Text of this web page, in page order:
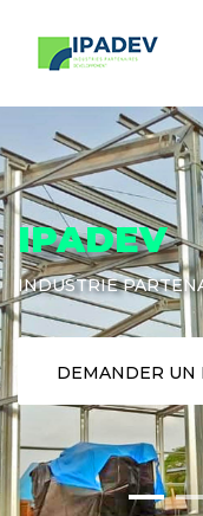
IPADEV
INDUSTRIE
DEMANDER UN